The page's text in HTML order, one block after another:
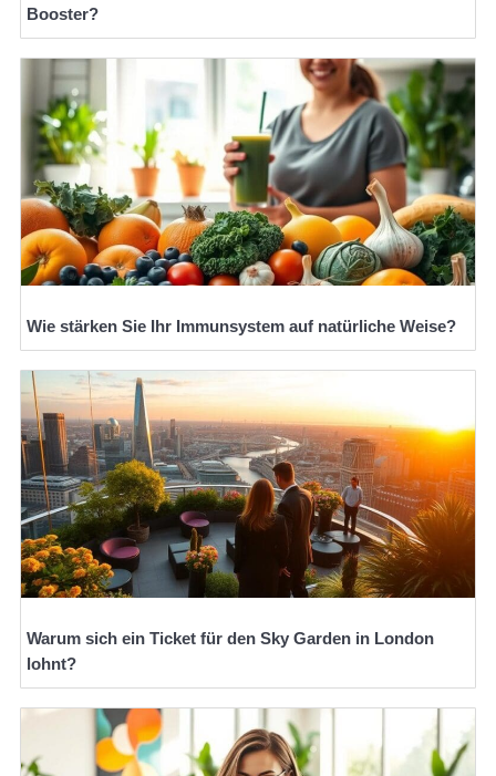
Booster?
Wie stärken Sie Ihr Immunsystem auf natürliche Weise?
Warum sich ein Ticket für den Sky Garden in London
lohnt?